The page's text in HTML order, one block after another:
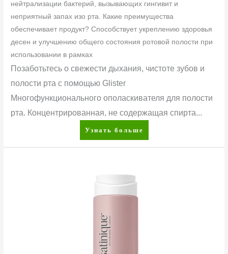
нейтрализации бактерий, вызывающих гингивит и
неприятный запах изо рта. Какие преимущества
обеспечивает продукт? Способствует укреплению здоровья
десен и улучшению общего состояния ротовой полости при
использовании в рамках
Позаботьтесь о свежести дыхания, чистоте зубов и
полости рта с помощью Glister
Многофункционального ополаскивателя для полости
рта. Концентрированная, не содержащая спирта...
Узнать больше
восстановления
волос
280